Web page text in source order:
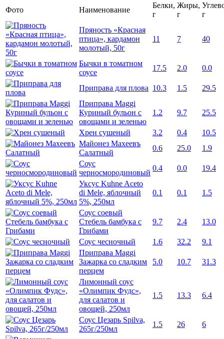
Фото Наименование
Белки,
г
Жиры,
г
г
Пряность «Красная
птица», кардамон
молотый, 50г
11 7 40
Бычки в томатном
соусе
17.5 2.0 0.0
Приправа для плова 10.3 1.5
29.5
Приправа Maggi
Куриный бульон с
овощами и зеленью
1.2 9.7 25.5
Хрен сушеный 3.2 0.4
10.5
Майонез Махеевъ
Салатный
0.6 25.0
1.9
Соус
черносмородиновый
0.4 0.0
19.4
Уксус Kuhne Aceto
di Mele, яблочный
5%, 250мл
0.1 0.1 1.5
Соус соевый
Стебель бамбука с
Грибами
9.7 2.4 13.0
Соус чесночный 1.6 32.2
9.1
Приправа Maggi
Зажарка со сладким
перцем
5.0 10.7 31.3
Лимонный соус
«Олимпик Фудс»,
для салатов и
овощей, 250мл
1.5 13.3 6.4
Соус Цезарь Spilva,
265г/250мл
1.5 26 6